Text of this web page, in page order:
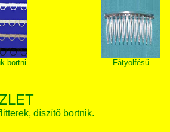
bortni Fátyolfésű
díszítő bortnik.